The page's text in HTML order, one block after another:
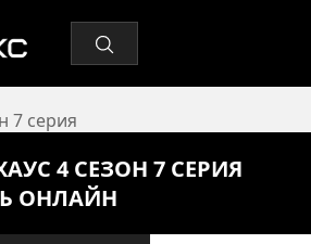
7 серия
4 СЕЗОН 7 СЕРИЯ
ОНЛАЙН